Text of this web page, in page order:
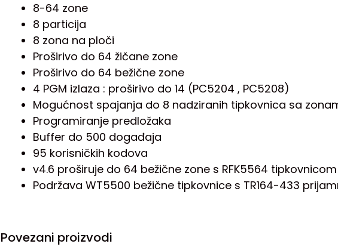
8-64 zone
8 particija
8 zona na ploči
Proširivo do 64 žičane zone
Proširivo do 64 bežične zone
4 PGM izlaza : proširivo do 14 (PC5204 , PC5208)
Mogućnost spajanja do 8 nadziranih tipkovnica sa
Programiranje predložaka
Buffer do 500 događaja
95 korisničkih kodova
v4.6 proširuje do 64 bežične zone s RFK5564 tipkovnicom
Podržava WT5500 bežične tipkovnice s TR164-433
Povezani proizvodi